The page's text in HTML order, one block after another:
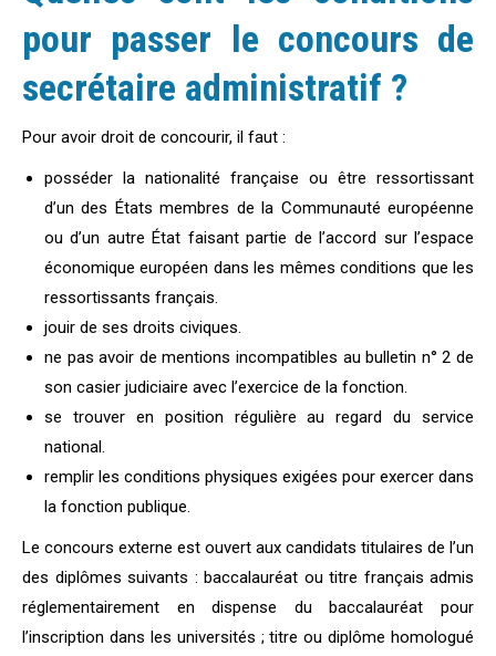
pour passer le concours de
secrétaire administratif ?
Pour avoir droit de concourir, il faut :
posséder la nationalité française ou être ressortissant
d’un des États membres de la Communauté européenne
ou d’un autre État faisant partie de l’accord sur l’espace
économique européen dans les mêmes conditions que les
ressortissants français.
jouir de ses droits civiques.
ne pas avoir de mentions incompatibles au bulletin n° 2 de
son casier judiciaire avec l’exercice de la fonction.
se trouver en position régulière au regard du service
national.
remplir les conditions physiques exigées pour exercer dans
la fonction publique.
Le concours externe est ouvert aux candidats titulaires de l’un
des diplômes suivants : baccalauréat ou titre français admis
réglementairement en dispense du baccalauréat pour
l’inscription dans les universités ; titre ou diplôme homologué